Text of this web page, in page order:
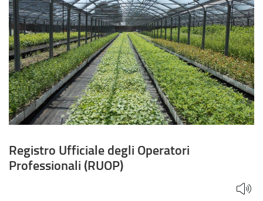
Registro Ufficiale degli Operatori
Professionali (RUOP)